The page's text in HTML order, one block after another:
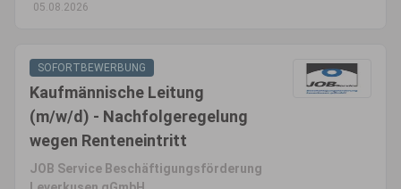
05.08.2026
SOFORTBEWERBUNG
Kaufmännische Leitung
(m/w/d) - Nachfolgeregelung
wegen Renteneintritt
JOB Service Beschäftigungsförderung